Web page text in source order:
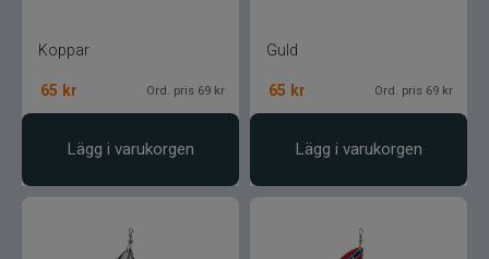
VK produkter
VMC
Watersnake
Koppar
65 kr Ord. pris 69 kr
Lägg i varukorgen
Guld
65 kr Ord. pris 69 kr
Lägg i varukorgen